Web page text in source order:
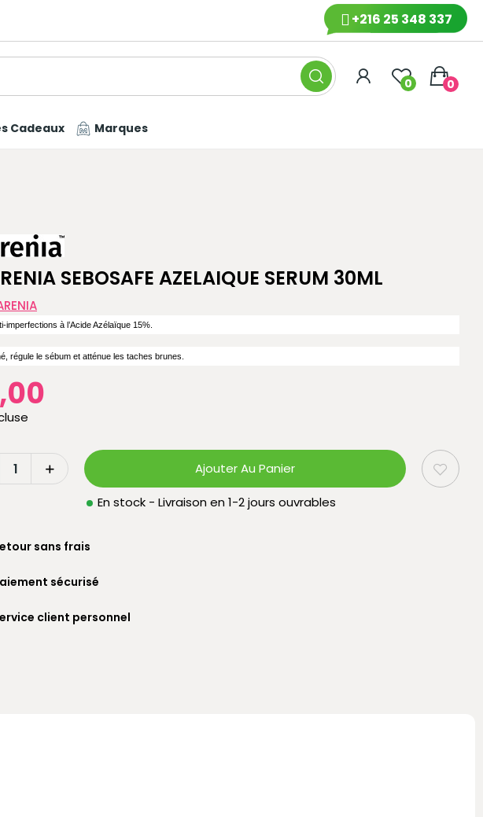
+216 25 348 337
0 0
Cadeaux Marques
SEBOSAFE AZELAIQUE SERUM 30ML
imperfections à l’Acide Azélaïque 15%.
régule le sébum et atténue les taches brunes.
Ajouter Au Panier
En stock - Livraison en 1-2 jours ouvrables
sans frais
sécurisé
client personnel